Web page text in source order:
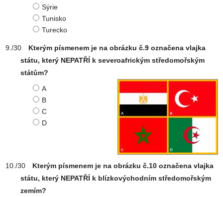
Sýrie
Tunisko
Turecko
Kterým písmenem je na obrázku č.9 označena vlajka
státu, který NEPATŘÍ k severoafrickým středomořským
státům?
A
B
C
D
Kterým písmenem je na obrázku č.10 označena vlajka
státu, který NEPATŘÍ k blízkovýchodním středomořským
zemím?